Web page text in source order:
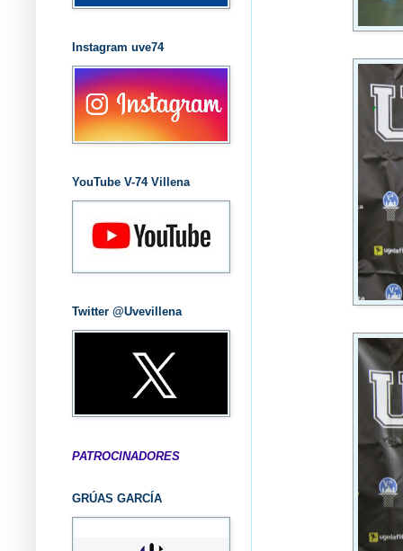
Instagram uve74
YouTube V-74 Villena
Twitter @Uvevillena
PATROCINADORES
GRÚAS GARCÍA